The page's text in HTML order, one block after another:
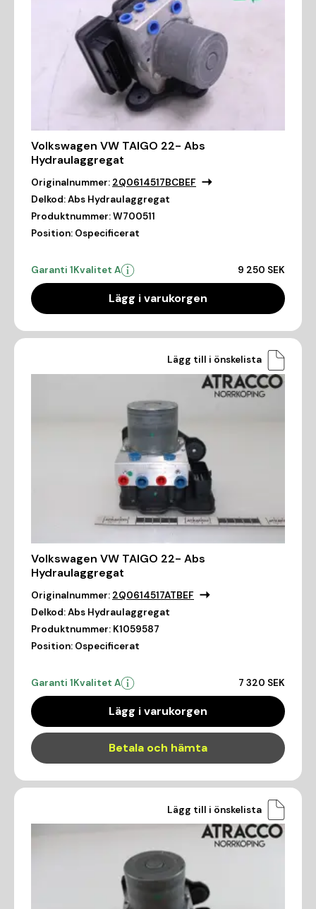
Volkswagen VW TAIGO 22- Abs
Hydraulaggregat
Originalnummer: 2Q0614517BCBEF
Delkod:Abs Hydraulaggregat
Produktnummer:W700511
Position: Ospecificerat
Garanti 1Kvalitet A 9 250 SEK
Lägg i varukorgen
Lägg till i önskelista
Volkswagen VW TAIGO 22- Abs
Hydraulaggregat
Originalnummer: 2Q0614517ATBEF
Delkod:Abs Hydraulaggregat
Produktnummer: K1059587
Position: Ospecificerat
Garanti 1Kvalitet A 7 320 SEK
Lägg i varukorgen
Betala och hämta
Lägg till i önskelista